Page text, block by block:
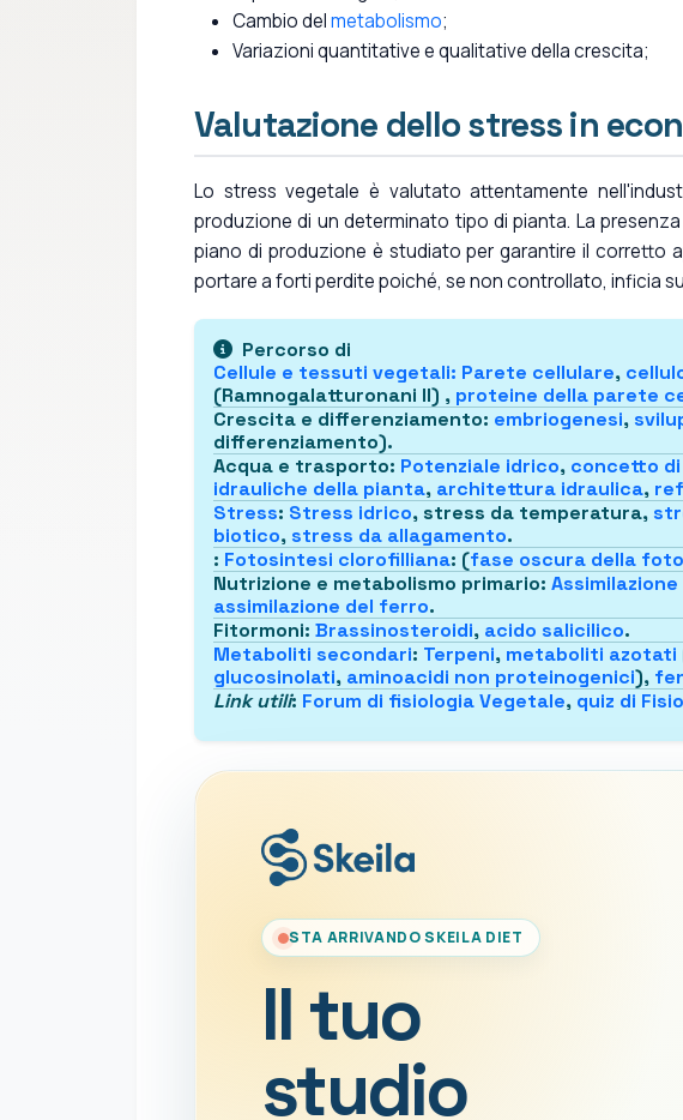
Cambio delmetabolismo;
Variazioni quantitative e qualitative della crescita;
Valutazione dello stress in
Lo stress vegetale è valutato attentamente
produzione di un determinato tipo di pianta. La
piano di produzione è studiato per garantire il corretto
portare a forti perdite poiché, se non controllato, inficia
Percorso di
Cellule e tessuti vegetali: Parete cellulare,
(Ramnogalatturonani II) , proteine della parete
Crescita e differenziamento: embriogenesi,
differenziamento).
Acqua e trasporto: Potenziale idrico, concetto di
idrauliche della pianta, architettura idraulica,
Stress: Stress idrico, stress da temperatura,
biotico, stress da allagamento.
: Fotosintesi clorofilliana: (fase oscura della
Nutrizione e metabolismo primario:
assimilazione del ferro.
Fitormoni: Brassinosteroidi, acido salicilico.
Metaboliti secondari: Terpeni, metaboliti azotati
glucosinolati, aminoacidi non proteinogenici),
Link utili: Forum di fisiologia Vegetale, quiz di
STA ARRIVANDO SKEILA DIET
Il tuo
studio